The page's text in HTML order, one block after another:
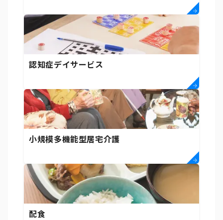
認知症デイサービス
小規模多機能型居宅介護
配食